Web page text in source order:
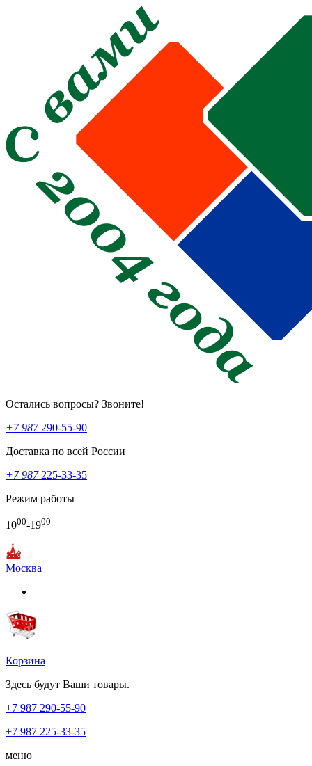
Остались вопросы? Звоните!
+7 987290-55-90
Доставка по всей России
+7 987225-33-35
Режим работы
1000-1900
Москва
Корзина
Здесь будут Ваши товары.
+7 987 290-55-90
+7 987 225-33-35
меню